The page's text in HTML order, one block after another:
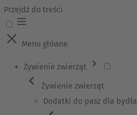
Przejdź do treści
Menu główne
Żywienie zwierząt
Żywienie zwierząt
Dodatki do pasz dla bydła